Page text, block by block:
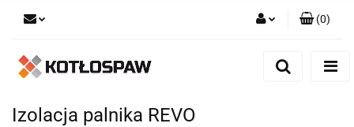
Dodaj zgłoszenie
(0)
Izolacja palnika REVO